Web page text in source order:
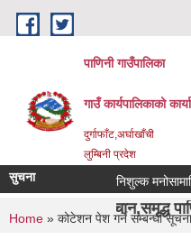
Skip to main content
पाणिनी गाउँपालिका
गाउँ कार्यपालिकाको
दुर्गाफाँट,अर्घाखाँची
लुम्बिनी प्रदेश
पाणिनी निर्माण
सुचना निशुल्क मनोसामाजिक
You are here
Home » कोटेशन पेश गर्ने सम्बन्धी